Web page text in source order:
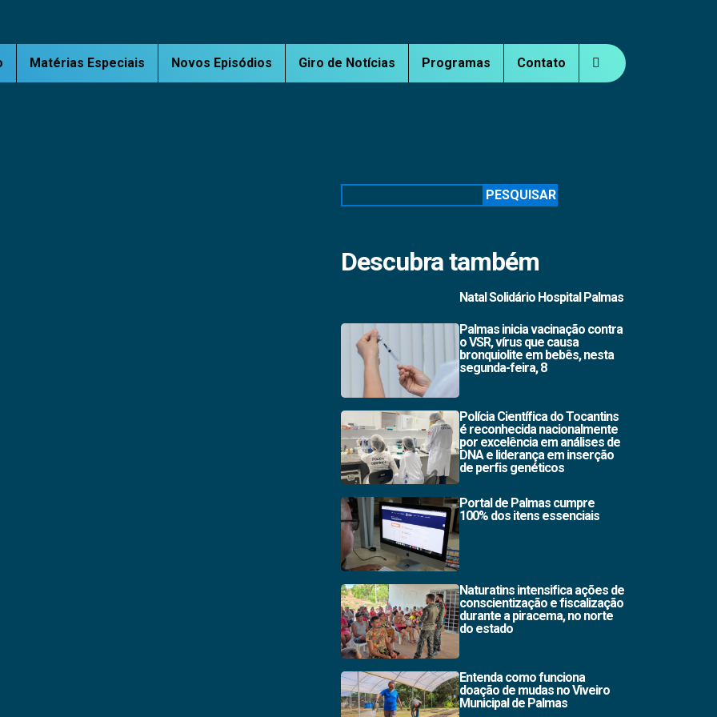
Matérias Especiais Novos Episódios Giro de Notícias Programas Contato
PESQUISAR
Descubra também
Natal Solidário Hospital Palmas
Palmas inicia vacinação contra
o VSR, vírus que causa
bronquiolite em bebês, nesta
segunda-feira, 8
Polícia Científica do Tocantins
é reconhecida nacionalmente
por excelência em análises de
DNA e liderança em inserção
de perfis genéticos
Portal de Palmas cumpre
100% dos itens essenciais
Naturatins intensifica ações de
conscientização e fiscalização
durante a piracema, no norte
do estado
Entenda como funciona
doação de mudas no Viveiro
Municipal de Palmas